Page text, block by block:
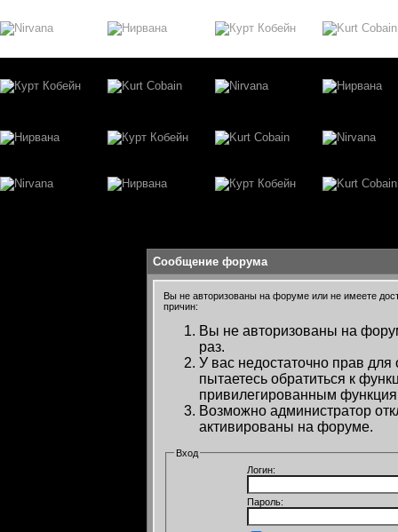
Сообщение форума
Вы не авторизованы на форуме или не имеете
причин:
Вы не авторизованы на
раз.
У вас недостаточно прав
пытаетесь обратиться к
привилегированным
Возможно администратор
активированы на форуме.
Вход
Логин:
Пароль: